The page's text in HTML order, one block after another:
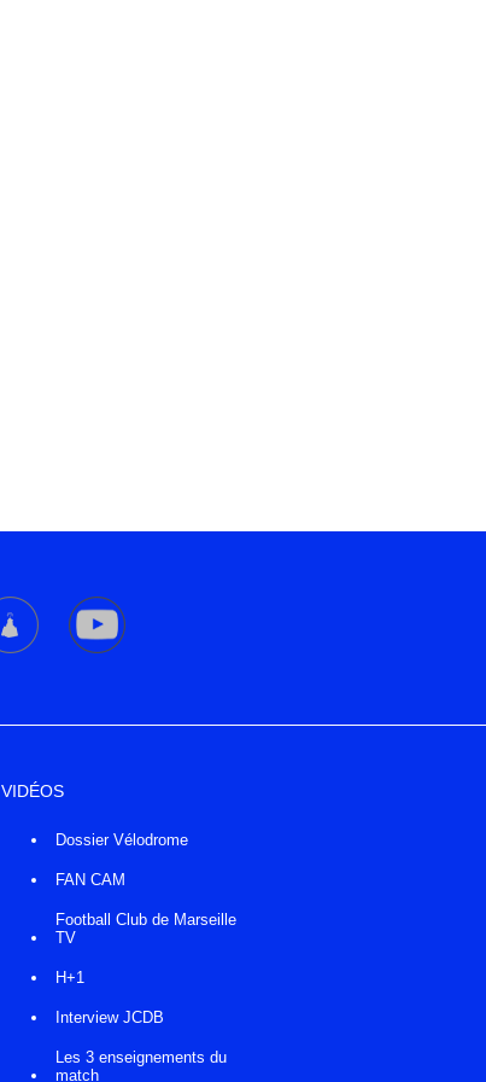
VIDÉOS
Dossier Vélodrome
FAN CAM
Football Club de Marseille
TV
H+1
Interview JCDB
Les 3 enseignements du
match